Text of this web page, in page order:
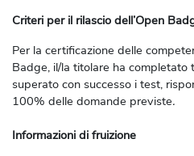
Criteri per il rilascio dell’Open
Per la certificazione delle
Badge, il/la titolare ha
superato con successo i test,
100% delle domande previste.
Informazioni di fruizione